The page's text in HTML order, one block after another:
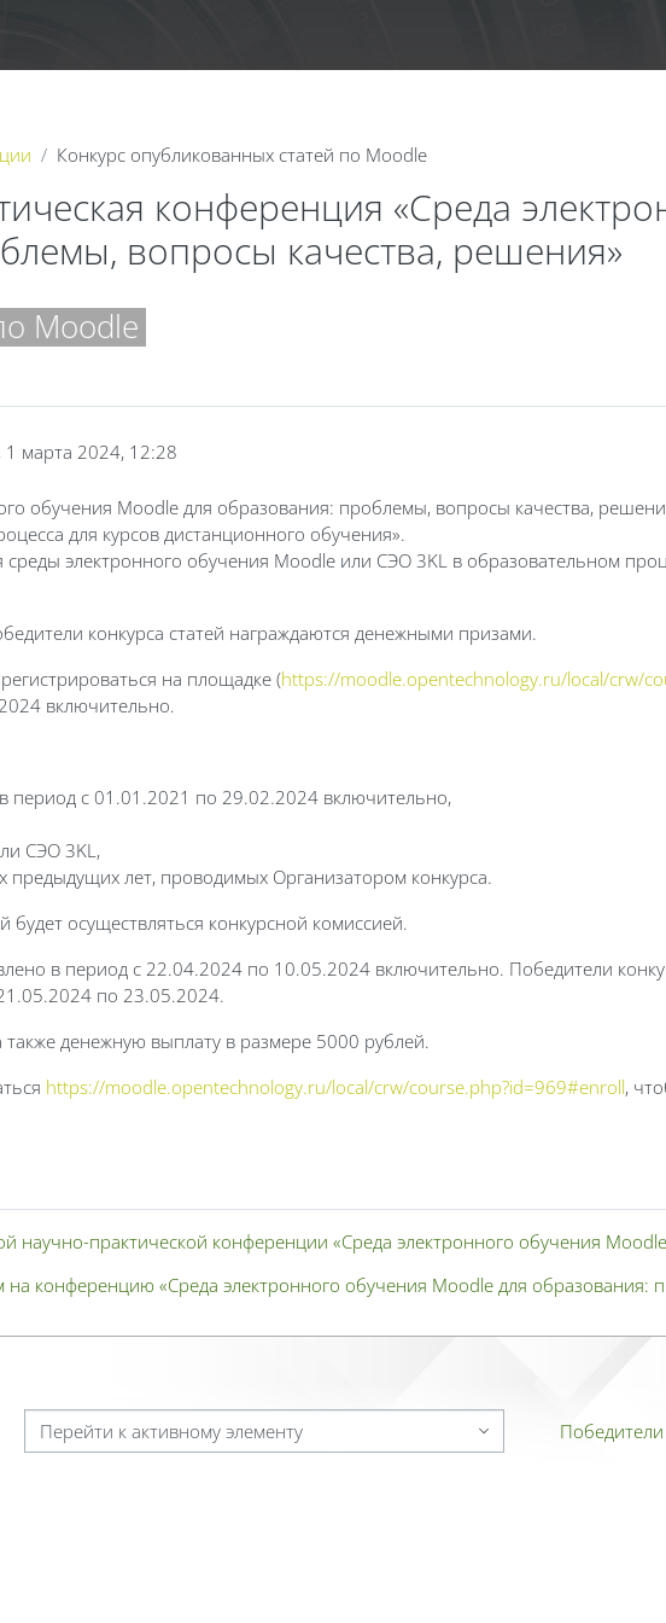
Конкурс опубликованных статей по Moodle
конференция «Среда
вопросы качества, решения»
Moodle
1 марта 2024, 12:28
обучения Moodle для образования: проблемы, вопросы качества,
для курсов дистанционного обучения».
среды электронного обучения Moodle или СЭО 3KL в образовательном
конкурса статей награждаются денежными призами.
на площадке (https://moodle.opentechnology.ru/local/crw/
включительно.
период с 01.01.2021 по 29.02.2024 включительно,
СЭО 3KL,
предыдущих лет, проводимых Организатором конкурса.
осуществляться конкурсной комиссией.
в период с 22.04.2024 по 10.05.2024 включительно. Победители
по 23.05.2024.
денежную выплату в размере 5000 рублей.
https://moodle.opentechnology.ru/local/crw/course.php?id=969#enroll,
научно-практической конференции «Среда электронного обучения
конференцию «Среда электронного обучения Moodle для образования:
Перейти к активному элементу